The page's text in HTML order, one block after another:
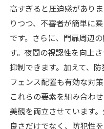
高すぎると圧迫感があり
りつつ、不審者が簡単に
です。さらに、門扉周辺
す。夜間の視認性を向上
抑制できます。加えて、
フェンス配置も有効な対
これらの要素を組み合わ
美観を両立させています
良さだけでなく、防犯性